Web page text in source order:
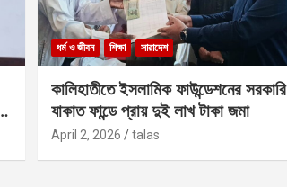
ধর্ম ও জীবন শিক্ষা সারাদেশ
কালিহাতীতে ইসলামিক ফাউন্ডেশনের সরকারি
যাকাত ফান্ডে প্রায় দুই লাখ টাকা জমা
April 2, 2026 talas